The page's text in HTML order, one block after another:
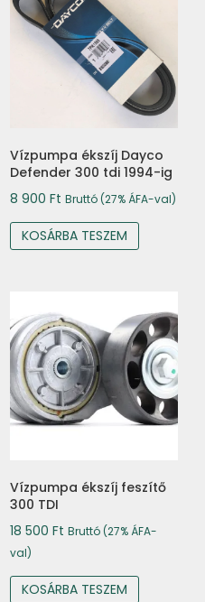
Vízpumpa ékszíj Dayco
Defender 300 tdi 1994-ig
8 900 Ft Bruttó (27% ÁFA-val)
KOSÁRBA TESZEM
Vízpumpa ékszíj feszítő
300 TDI
18 500 Ft Bruttó (27% ÁFA-
val)
KOSÁRBA TESZEM